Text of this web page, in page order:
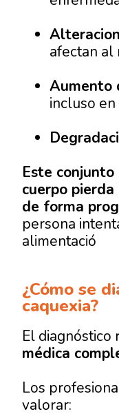
afectan al
Aumento
incluso
Este
cuerpo pierda
de forma
persona
alimentació
¿Cómo se
caquexia?
El diagnóstico
médica
Los
valorar: